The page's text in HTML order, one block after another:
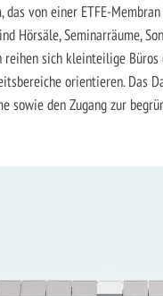
von einer ETFE-
Hörsäle, Seminarräume,
reihen sich kleinteilige
orientieren. Das
sowie den Zugang zur